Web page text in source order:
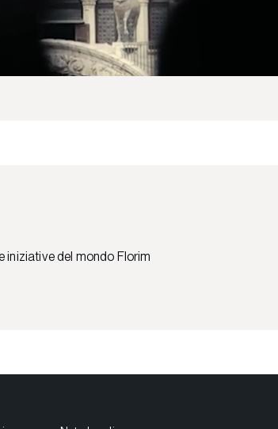
iniziative del mondo Florim